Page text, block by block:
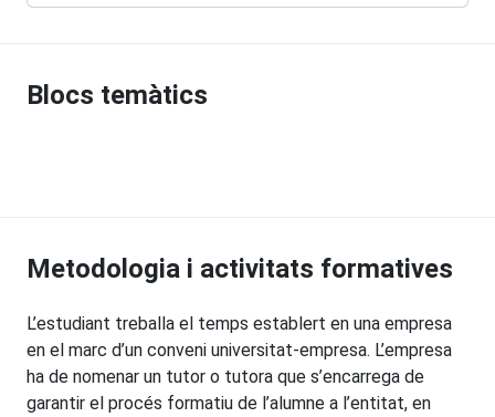
Blocs temàtics
Metodologia i activitats formatives
L’estudiant treballa el temps establert en una empresa
en el marc d’un conveni universitat-empresa. L’empresa
ha de nomenar un tutor o tutora que s’encarrega de
garantir el procés formatiu de l’alumne a l’entitat, en